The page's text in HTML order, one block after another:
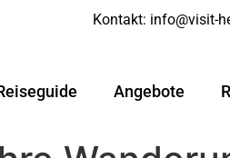
Kontakt: info@visit-
Angebote